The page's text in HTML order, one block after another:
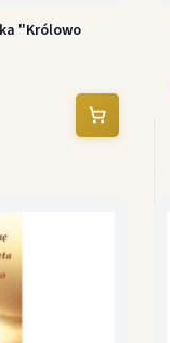
"Królowo